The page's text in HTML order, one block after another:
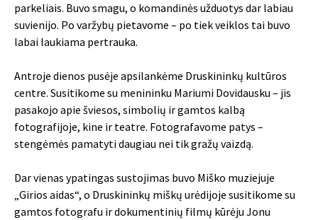
parkeliais. Buvo smagu, o komandinės užduotys dar labiau
suvienijo. Po varžybų pietavome – po tiek veiklos tai buvo
labai laukiama pertrauka.
Antroje dienos pusėje apsilankėme Druskininkų kultūros
centre. Susitikome su menininku Mariumi Dovidausku – jis
pasakojo apie šviesos, simbolių ir gamtos kalbą
fotografijoje, kine ir teatre. Fotografavome patys –
stengėmės pamatyti daugiau nei tik gražų vaizdą.
Dar vienas ypatingas sustojimas buvo Miško muziejuje
„Girios aidas“, o Druskininkų miškų urėdijoje susitikome su
gamtos fotografu ir dokumentinių filmų kūrėju Jonu